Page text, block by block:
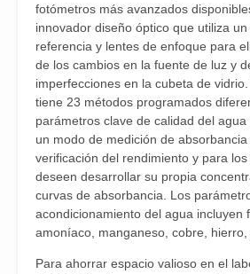
fotómetros más avanzados
innovador diseño óptico que utiliza
referencia y lentes de enfoque para
de los cambios en la fuente de luz y
imperfecciones en la cubeta de
tiene 23 métodos programados
parámetros clave de calidad del
un modo de medición de absorbancia
verificación del rendimiento y para
deseen desarrollar su propia
curvas de absorbancia. Los
acondicionamiento del agua incluyen
amoníaco, manganeso, cobre, hierro,
Para ahorrar espacio valioso en el